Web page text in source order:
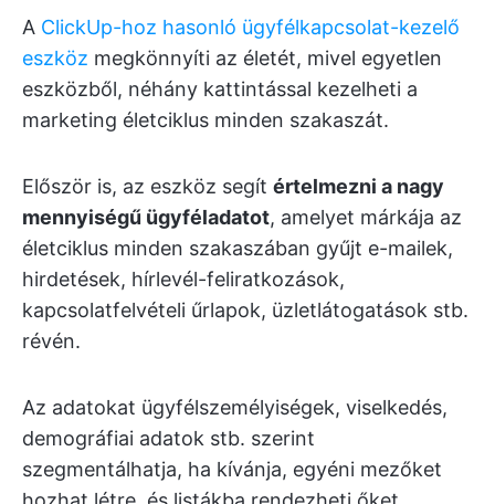
A ClickUp-hoz hasonló ügyfélkapcsolat-kezelő
eszköz megkönnyíti az életét, mivel egyetlen
eszközből, néhány kattintással kezelheti a
marketing életciklus minden szakaszát.
Először is, az eszköz segít értelmezni a nagy
mennyiségű ügyféladatot, amelyet márkája az
életciklus minden szakaszában gyűjt e-mailek,
hirdetések, hírlevél-feliratkozások,
kapcsolatfelvételi űrlapok, üzletlátogatások stb.
révén.
Az adatokat ügyfélszemélyiségek, viselkedés,
demográfiai adatok stb. szerint
szegmentálhatja, ha kívánja, egyéni mezőket